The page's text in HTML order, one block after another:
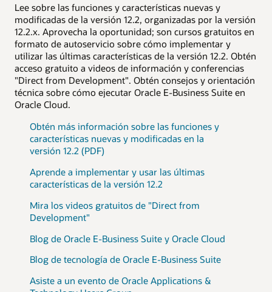
Lee sobre las funciones y características nuevas y
modificadas de la versión 12.2, organizadas por la versión
12.2.x. Aprovecha la oportunidad; son cursos gratuitos en
formato de autoservicio sobre cómo implementar y
utilizar las últimas características de la versión 12.2. Obtén
acceso gratuito a videos de información y conferencias
"Direct from Development". Obtén consejos y orientación
técnica sobre cómo ejecutar Oracle E-Business Suite en
Oracle Cloud.
Obtén más información sobre las funciones y
características nuevas y modificadas en la
versión 12.2 (PDF)
Aprende a implementar y usar las últimas
características de la versión 12.2
Mira los videos gratuitos de "Direct from
Development"
Blog de Oracle E-Business Suite y Oracle Cloud
Blog de tecnología de Oracle E-Business Suite
Asiste a un evento de Oracle Applications &